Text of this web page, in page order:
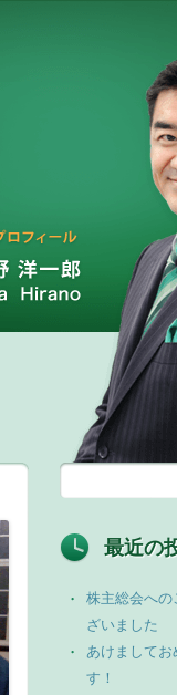
最近の
株主総会への
ざいました
あけましてお
す！